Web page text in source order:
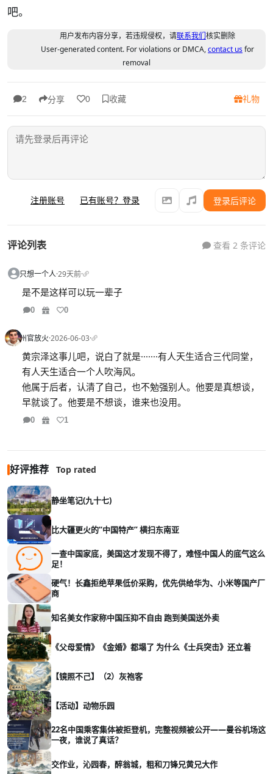
吧。
用户发布内容分享，若违规侵权，请联系我们核实删除
User-generated content. For violations or DMCA,contact usfor
removal
2 分享 0 收藏 礼物
注册账号 已有账号？登录 登录后评论
评论列表 查看 2 条评论
只想一个人·29天前·
是不是这样可以玩一辈子
0 0
州官放火·2026-06-03·
黄宗泽这事儿吧，说白了就是·······有人天生适合三代同堂，
有人天生适合一个人吹海风。
他属于后者，认清了自己，也不勉强别人。他要是真想谈，
早就谈了。他要是不想谈，谁来也没用。
0 1
好评推荐 Top rated
静坐笔记(九十七)
比大疆更火的“中国特产” 横扫东南亚
一查中国家底，美国这才发现不得了，难怪中国人的底气这么
足！
硬气！长鑫拒绝苹果低价采购，优先供给华为、小米等国产厂
商
知名美女作家称中国压抑不自由 跑到美国送外卖
《父母爱情》《金婚》都塌了 为什么《士兵突击》还立着
【镜照不己】（2）灰袍客
【活动】动物乐园
22名中国乘客集体被拒登机，完整视频被公开——曼谷机场这
一夜，谁说了真话？
交作业，沁园春，醉翁城，粗和刀锋兄黄兄大作